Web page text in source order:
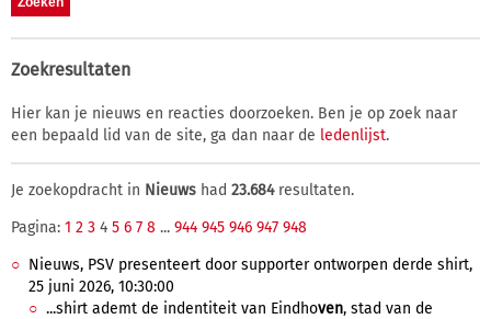
Zoekresultaten
Hier kan je nieuws en reacties doorzoeken. Ben je op zoek naar
een bepaald lid van de site, ga dan naar de ledenlijst.
Je zoekopdracht in Nieuws had 23.684resultaten.
Pagina: 1 2 3 4 5 6 7 8 ... 944 945 946 947 948
Nieuws, PSV presenteert door supporter ontworpen derde shirt,
25 juni 2026, 10:30:00
...shirt ademt de indentiteit van Eindhoven, stad van de